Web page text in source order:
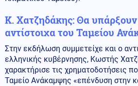
Κ. Χατζηδάκης: Θα
αντίστοιχα του Ταμείου
Στην εκδήλωση συμμετείχε και ο
ελληνικής κυβέρνησης, Κωστής
χαρακτήρισε τις χρηματοδοτήσεις
Ταμείο Ανάκαμψης «επένδυση στην